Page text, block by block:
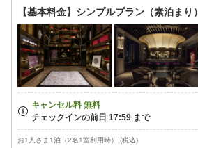
【基本料金】シンプルプラン（素泊まり）
お1人さま1泊（2名1室利用時） (税込)